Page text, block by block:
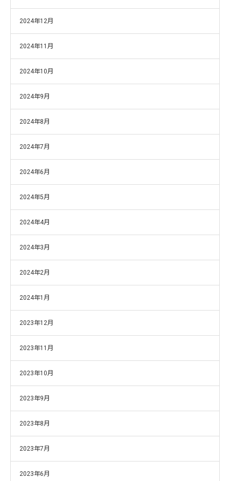
2024年12月
2024年11月
2024年10月
2024年9月
2024年8月
2024年7月
2024年6月
2024年5月
2024年4月
2024年3月
2024年2月
2024年1月
2023年12月
2023年11月
2023年10月
2023年9月
2023年8月
2023年7月
2023年6月